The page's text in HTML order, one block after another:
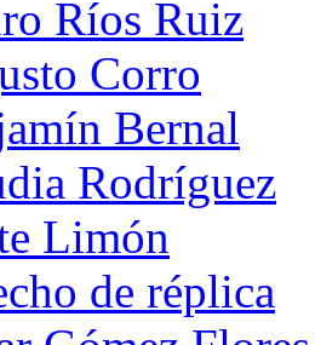
Ríos Ruiz
Corro
Bernal
Rodríguez
Limón
de réplica